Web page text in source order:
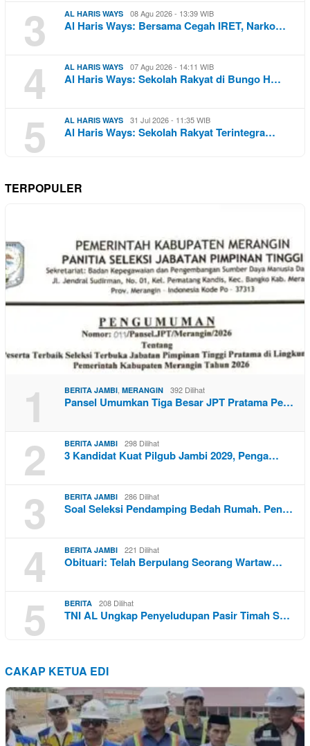
3
AL HARIS WAYS 08 Agu 2026 - 13:39 WIB
Al Haris Ways: Bersama Cegah IRET, Narko…
4 AL HARIS WAYS 07 Agu 2026 - 14:11 WIB
Al Haris Ways: Sekolah Rakyat di Bungo H…
5 AL HARIS WAYS 31 Jul 2026 - 11:35 WIB
Al Haris Ways: Sekolah Rakyat Terintegra…
TERPOPULER
1 BERITA JAMBI MERANGIN 392 Dilihat
Pansel Umumkan Tiga Besar JPT Pratama Pe…
2 BERITA JAMBI 298 Dilihat
3 Kandidat Kuat Pilgub Jambi 2029, Penga…
3 BERITA JAMBI 286 Dilihat
Soal Seleksi Pendamping Bedah Rumah. Pen…
4 BERITA JAMBI 221 Dilihat
Obituari: Telah Berpulang Seorang Wartaw…
5 BERITA 208 Dilihat
TNI AL Ungkap Penyeludupan Pasir Timah S…
CAKAP KETUA EDI